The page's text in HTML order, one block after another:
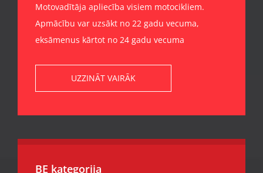
Motovadītāja apliecība visiem motocikliem.
Apmācību var uzsākt no 22 gadu vecuma,
eksāmenus kārtot no 24 gadu vecuma
UZZINĀT VAIRĀK
BE kategorija